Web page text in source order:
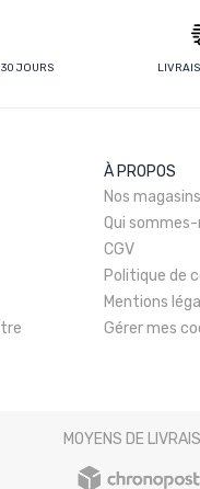
30 JOURS
À PROPOS
Nos
Qui
CGV
Politique de
Mentions
Gérer mes
MOYENS DE